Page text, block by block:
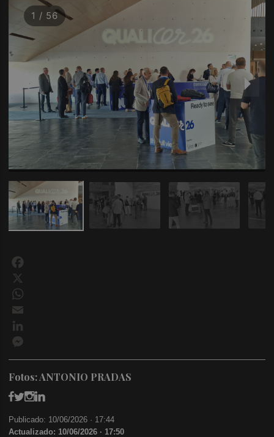
1 / 56
Fotos: ANTONIO PRADAS
Publicado: 10/06/2026 · 17:44
Actualizado: 10/06/2026 · 17:50